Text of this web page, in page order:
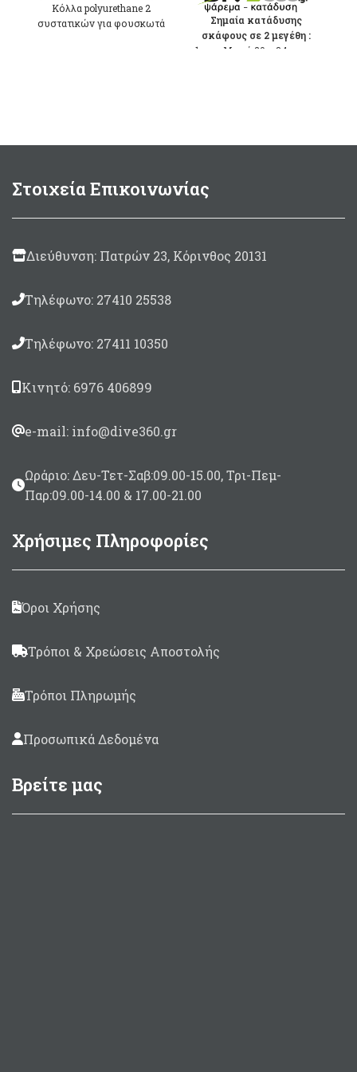
through
Κόλλα polyurethane 2
συστατικών για φουσκωτά
through
Σημαία κατάδυσης
σκάφους σε 2 μεγέθη :
Mικρή 20 x 34cm
Στοιχεία Επικοινωνίας
Διεύθυνση: Πατρών 23, Κόρινθος 20131
Τηλέφωνο: 27410 25538
Τηλέφωνο: 27411 10350
Κινητό: 6976 406899
e-mail: info@dive360.gr
Ωράριο: Δευ-Τετ-Σαβ:09.00-15.00, Τρι-Πεμ-
Παρ:09.00-14.00 & 17.00-21.00
Χρήσιμες Πληροφορίες
Όροι Χρήσης
Τρόποι & Χρεώσεις Αποστολής
Τρόποι Πληρωμής
Προσωπικά Δεδομένα
Βρείτε μας